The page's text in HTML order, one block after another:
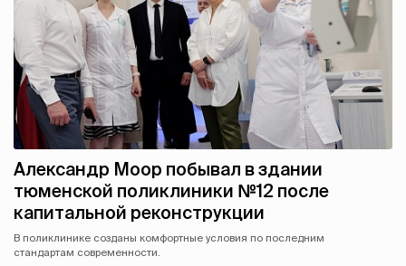
Александр Моор побывал в здании
тюменской поликлиники №12 после
капитальной реконструкции
В поликлинике созданы комфортные условия по последним
стандартам современности.